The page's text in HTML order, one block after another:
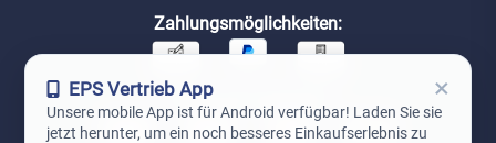
Zahlungsmöglichkeiten:
Unsere Versandpartner:
EPS Vertrieb App ×
Unsere mobile App ist für Android verfügbar! Laden Sie sie
jetzt herunter, um ein noch besseres Einkaufserlebnis zu